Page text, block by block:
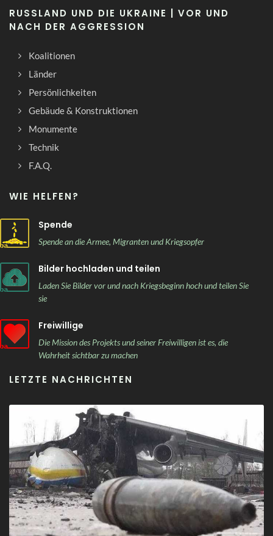
RUSSLAND UND DIE UKRAINE | VOR UND
NACH DER AGGRESSION
Koalitionen
Länder
Persönlichkeiten
Gebäude & Konstruktionen
Monumente
Technik
F.A.Q.
WIE HELFEN?
Spende
Spende an die Armee, Migranten und Kriegsopfer
Bilder hochladen und teilen
Laden Sie Bilder vor und nach Kriegsbeginn hoch und teilen Sie
sie
Freiwillige
Die Mission des Projekts und seiner Freiwilligen ist es, die
Wahrheit sichtbar zu machen
LETZTE NACHRICHTEN